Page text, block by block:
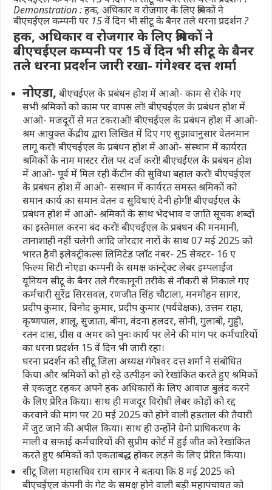
Demonstration : हक, अधिकार व रोजगार के लिए श्रमिकों ने
बीएचईएल कम्पनी पर 15 वें दिन भी सीटू के बैनर तले धरना प्रदर्शन ?
हक, अधिकार व रोजगार के लिए श्रमिकों ने
बीएचईएल कम्पनी पर 15 वें दिन भी सीटू के बैनर
तले धरना प्रदर्शन जारी रखा- गंगेश्वर दत्त शर्मा
नोएडा, बीएचईएल के प्रबंधन होश में आओ- काम से रोके गए
सभी श्रमिकों को काम पर वापस लो! बीएचईएल के प्रबंधन होश में
आओ- मजदूरों से मत टकराओ! बीएचईएल के प्रबंधन होश में आओ-
श्रम आयुक्त केंद्रीय द्वारा लिखित में दिए गए सुझावानुसार वेतनमान
लागू करो! बीएचईएल के प्रबंधन होश में आओ- संस्थान में कार्यरत
श्रमिकों के नाम मास्टर रोल पर दर्ज करो! बीएचईएल के प्रबंधन होश
में आओ- पूर्व में मिल रही कैंटीन की सुविधा बहाल करो! बीएचईएल
के प्रबंधन होश में आओ- संस्थान में कार्यरत समस्त श्रमिकों को
समान कार्य का समान वेतन व सुविधाएं देनी होगी! बीएचईएल के
प्रबंधन होश में आओ- श्रमिकों के साथ भेदभाव व जाति सूचक शब्दों
का इस्तेमाल करना बंद करो! बीएचईएल के प्रबंधन की मनमानी,
तानाशाही नहीं चलेगी आदि जोरदार नारों के साथ 07 मई 2025 को
भारत हैवी इलेक्ट्रीकल्स लिमिटेड प्लॉट नंबर- 25 सेक्टर- 16 ए
फिल्म सिटी नोएडा कम्पनी के समक्ष कांन्टे्क्ट लेबर इम्पलाईज
यूनियन सीटू के बैनर तले गैरकानूनी तरीके से नौकरी से निकाले गए
कर्मचारी सुरेंद्र सिरसवल, रणजीत सिंह चौटाला, मनमोहन सागर,
प्रदीप कुमार, विनोद कुमार, प्रदीप कुमार (पर्यवेक्षक), उत्तम राहा,
कृष्णपाल, शालू, सुजाता, बीना, वंदना हलदर, सोनी, गुलाबो, गुड्डी,
रतन दास, ग्रीस व अमर को पुनः कार्य पर लेने की मांग पर कर्मचारियों
का धरना प्रदर्शन 15 वें दिन भी जारी रहा।
धरना प्रदर्शन को सीटू जिला अध्यक्ष गंगेश्वर दत्त शर्मा ने संबोधित
किया और श्रमिकों को हो रहे उत्पीड़न को रेखांकित करते हुए श्रमिकों
से एकजुट रहकर अपने हक अधिकारों के लिए आवाज बुलंद करने
के लिए प्रेरित किया। साथ ही मजदूर विरोधी लेबर कोड़ों को रद्द
करवाने की मांग पर 20 मई 2025 को होने वाली हड़ताल की तैयारी
में जुट जाने की अपील किया। साथ ही उन्होंने ग्रेनो प्राधिकरण के
माली व सफाई कर्मचारियों की सुप्रीम कोर्ट में हुई जीत को रेखांकित
करते हुए श्रमिकों को एकताबद्ध होकर लड़ने के लिए प्रेरित किया।
सीटू जिला महासचिव राम सागर ने बताया कि 8 मई 2025 को
बीएचईएल कंपनी के गेट के समक्ष होने वाली बड़ी महापंचायत को